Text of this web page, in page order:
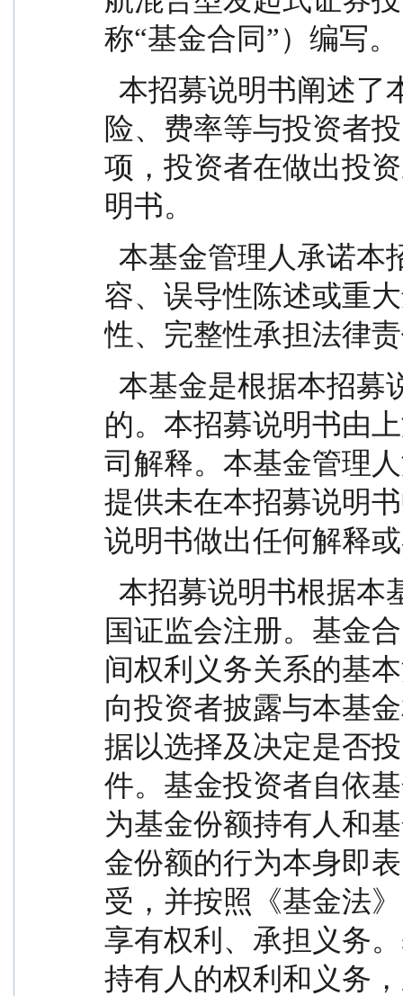
称“基金合同”）编写。
险、费率等与投资者
项，投资者在做出投
明书。
容、误导性陈述或重
性、完整性承担法律
的。本招募说明书由
司解释。本基金管理
提供未在本招募说明
说明书做出任何解释
国证监会注册。基金
间权利义务关系的基
向投资者披露与本基
据以选择及决定是否
件。基金投资者自依
为基金份额持有人和
金份额的行为本身即
受，并按照《基金法
享有权利、承担义务
持有人的权利和义务